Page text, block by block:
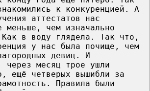
к конкуренцией. А
аттестатов нас
меньше, чем изначально
Как в воду глядела. Так что,
у нас была почище, чем
девиц. И
через месяц трое ушли
ещё четверых вышибли за
Правила были